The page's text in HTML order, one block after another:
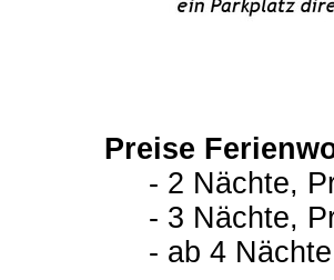
Preise
- 2 Nächte,
- 3 Nächte,
- ab 4 Nächte,